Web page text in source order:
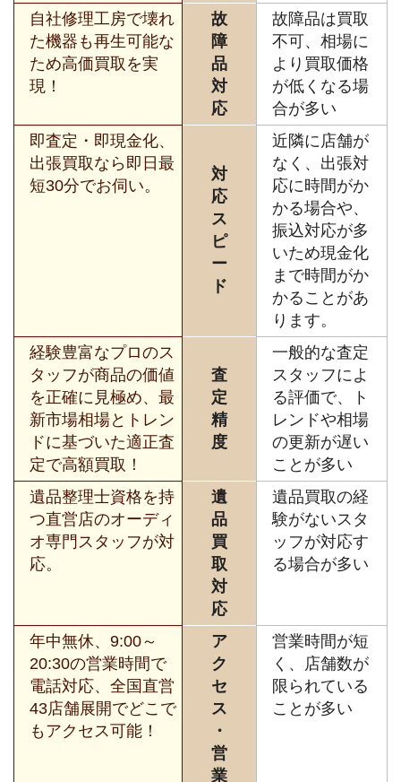
自社修理工房で壊れ
た機器も再生可能な
ため高価買取を実
現！
故
障
品
対
応
故障品は買取
不可、相場に
より買取価格
が低くなる場
合が多い
即査定・即現金化、
出張買取なら即日最
短30分でお伺い。
対
応
ス
ピ
ー
ド
近隣に店舗が
なく、出張対
応に時間がか
かる場合や、
振込対応が多
いため現金化
まで時間がか
かることがあ
ります。
経験豊富なプロのス
タッフが商品の価値
を正確に見極め、最
新市場相場とトレン
ドに基づいた適正査
定で高額買取！
査
定
精
度
一般的な査定
スタッフによ
る評価で、ト
レンドや相場
の更新が遅い
ことが多い
遺品整理士資格を持
つ直営店のオーディ
オ専門スタッフが対
応。
遺
品
買
取
対
応
遺品買取の経
験がないスタ
ッフが対応す
る場合が多い
年中無休、9:00～
20:30の営業時間で
電話対応、全国直営
43店舗展開でどこで
もアクセス可能！
ア
ク
セ
ス
・
営
業
営業時間が短
く、店舗数が
限られている
ことが多い